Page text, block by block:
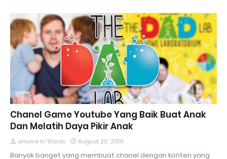
Chanel Game Youtube Yang Baik Buat Anak
Dan Melatih Daya Pikir Anak
aHome In Words August 20, 2019
Banyak banget yang membuat chanel dengan konten yang